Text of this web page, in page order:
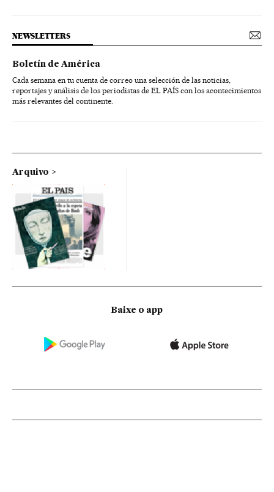
NEWSLETTERS
Boletín de América
Cada semana en tu cuenta de correo una selección de las noticias,
reportajes y análisis de los periodistas de EL PAÍS con los acontecimientos
más relevantes del continente.
Arquivo
Baixe o app